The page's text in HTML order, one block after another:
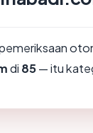
di 85— itu